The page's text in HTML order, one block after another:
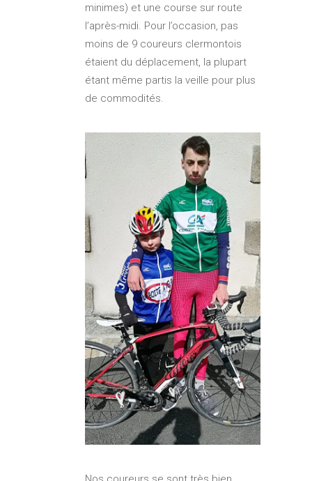
minimes) et une course sur route
l’après-midi. Pour l’occasion, pas
moins de 9 coureurs clermontois
étaient du déplacement, la plupart
étant même partis la veille pour plus
de commodités.